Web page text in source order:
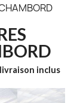
inclus